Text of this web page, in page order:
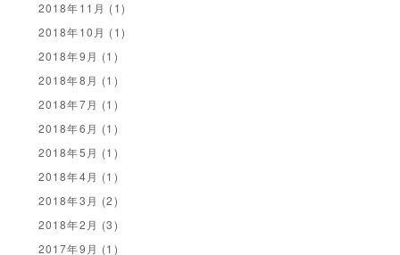
2018年11月 (1)
2018年10月 (1)
2018年9月 (1)
2018年8月 (1)
2018年7月 (1)
2018年6月 (1)
2018年5月 (1)
2018年4月 (1)
2018年3月 (2)
2018年2月 (3)
2017年9月 (1)